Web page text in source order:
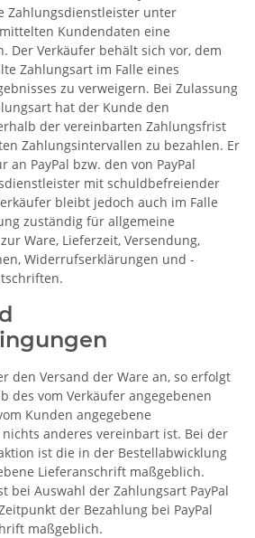
Zahlungsdienstleister unter
Kundendaten eine
Der Verkäufer behält sich vor, dem
Zahlungsart im Falle eines
zu verweigern. Bei Zulassung
hat der Kunde den
der vereinbarten Zahlungsfrist
Zahlungsintervallen zu bezahlen. Er
an PayPal bzw. den von PayPal
mit schuldbefreiender
bleibt jedoch auch im Falle
zuständig für allgemeine
Ware, Lieferzeit, Versendung,
Widerrufserklärungen und -
den Versand der Ware an, so erfolgt
des vom Verkäufer angegebenen
Kunden angegebene
anderes vereinbart ist. Bei der
ist die in der Bestellabwicklung
Lieferanschrift maßgeblich.
bei Auswahl der Zahlungsart PayPal
der Bezahlung bei PayPal
maßgeblich.